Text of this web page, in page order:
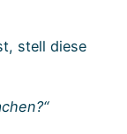
stell diese